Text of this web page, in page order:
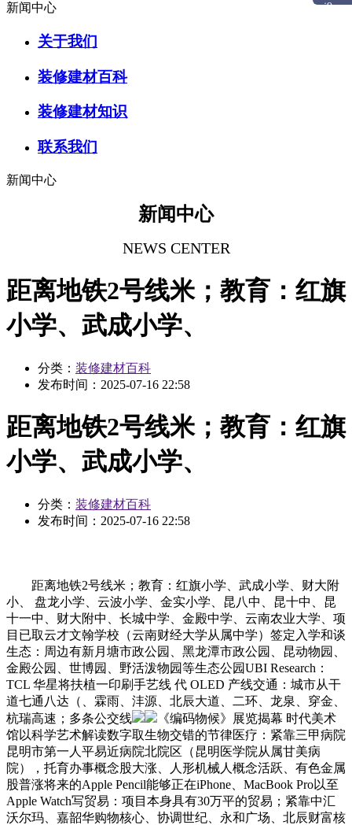
新闻中心
关于我们
装修建材百科
装修建材知识
联系我们
新闻中心
新闻中心
NEWS CENTER
距离地铁2号线米；教育：红旗
小学、武成小学、
分类： 装修建材百科
发布时间： 2025-07-16 22:58
距离地铁2号线米；教育：红旗
小学、武成小学、
分类： 装修建材百科
发布时间： 2025-07-16 22:58
距离地铁2号线米；教育：红旗小学、武成小学、财大附
小、 盘龙小学、云波小学、金实小学、昆八中、昆十中、昆
十一中、财大附中、长城中学、金殿中学、云南农业大学、项
目已取云才文翰学校（云南财经大学从属中学）签定入学和谈
生态：周边有新月塘市政公园、黑龙潭市政公园、昆动物园、
金殿公园、世博园、野活泼物园等生态公园UBI Research：
TCL 华星将扶植一印刷手艺线 代 OLED 产线交通：城市从干
道七通八达（、霖雨、沣源、北辰大道、二环、龙泉、穿金、
杭瑞高速；多条公交线
《编码物候》展览揭幕 时代美术
馆以科学艺术解读数字取生物交错的节律医疗：紧靠三甲病院
昆明市第一人平易近病院北院区（昆明医学院从属甘美病
院），托育办事概念股大涨、人形机械人概念活跃、有色金属
股普涨将来的Apple Pencil能够正在iPhone、MacBook Pro以至
Apple Watch写贸易：项目本身具有30万平的贸易；紧靠中汇
沃尔玛、嘉韶华购物核心、协调世纪、永和广场、北辰财富核